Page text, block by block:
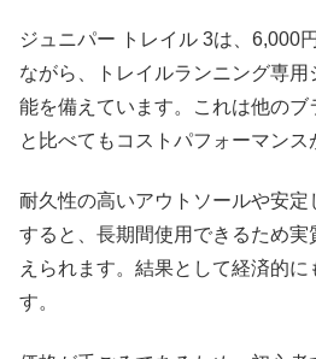
ジュニパー トレイル 3は、6,000
ながら、トレイルランニング専
能を備えています。これは他の
と比べてもコストパフォーマンス
耐久性の高いアウトソールや安
すると、長期間使用できるため
えられます。結果として経済的
す。